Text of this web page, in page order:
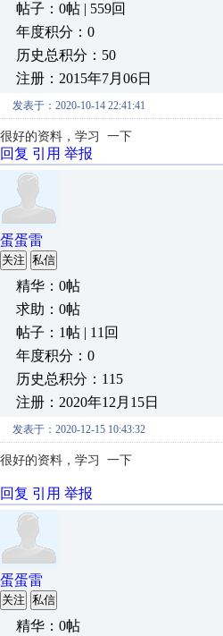
帖子：0帖 | 559回
年度积分：0
历史总积分：50
注册：2015年7月06日
发表于：2020-10-14 22:41:41
很好的资料，学习 一下
回复 引用 举报
蛋蛋雷
关注 私信
精华：0帖
求助：0帖
帖子：1帖 | 11回
年度积分：0
历史总积分：115
注册：2020年12月15日
发表于：2020-12-15 10:43:32
很好的资料，学习 一下
回复 引用 举报
蛋蛋雷
关注 私信
精华：0帖